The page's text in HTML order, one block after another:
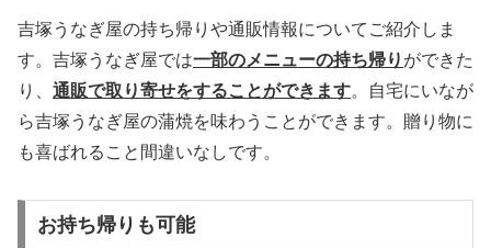
吉塚うなぎ屋の持ち帰りや通販情報についてご紹介しま
す。吉塚うなぎ屋では一部のメニューの持ち帰り ができた
り、 通販で取り寄せをすることができます。自宅にいなが
ら吉塚うなぎ屋の蒲焼を味わうことができます。贈り物に
も喜ばれること間違いなしです。
お持ち帰りも可能